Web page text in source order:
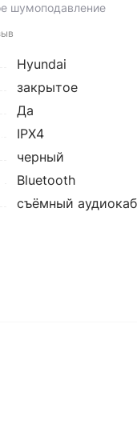
шумоподавление
Hyundai
закрытое
Да
IPX4
черный
Bluetooth
съёмный